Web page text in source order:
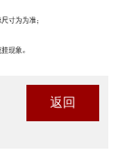
返回